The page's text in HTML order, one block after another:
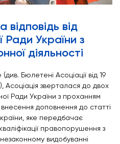
відповідь від
Ради України з
діяльності
Бюлетені Асоціації від 19
Асоціація зверталася до двох
Ради України з проханням
доповнення до статті
яке передбачає
правопорушення з
видобуванні